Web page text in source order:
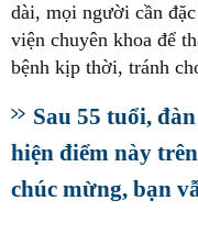
dài, mọi người cần
viện chuyên khoa để
bệnh kịp thời, tránh
Sau 55 tuổi,
hiện điểm này
chúc mừng, bạn